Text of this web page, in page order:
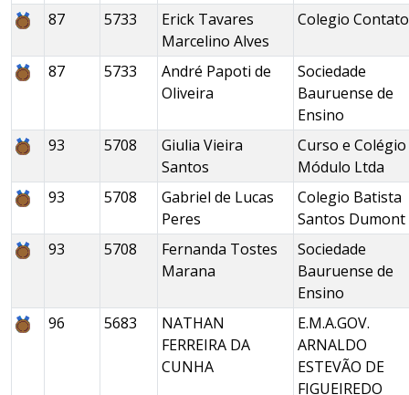
87
5733
Erick Tavares
Marcelino Alves
Colegio Contato
87 5733
André Papoti de
Oliveira
Sociedade
Bauruense de
Ensino
93
5708
Giulia Vieira
Santos
Curso e Colégio
Módulo Ltda
93
5708
Gabriel de Lucas
Peres
Colegio Batista
Santos Dumont
93
5708
Fernanda Tostes
Marana
Sociedade
Bauruense de
Ensino
96
5683
NATHAN
FERREIRA DA
CUNHA
E.M.A.GOV.
ARNALDO
ESTEVÃO DE
FIGUEIREDO